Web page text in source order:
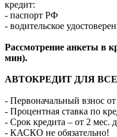
кредит:
- паспорт РФ
- водительское
Рассмотрение анкеты в
мин).
АВТОКРЕДИТ ДЛЯ
- Первоначальный взнос
- Процентная ставка по
- Срок кредита – от 2 мес.
- КАСКО не обязательно!